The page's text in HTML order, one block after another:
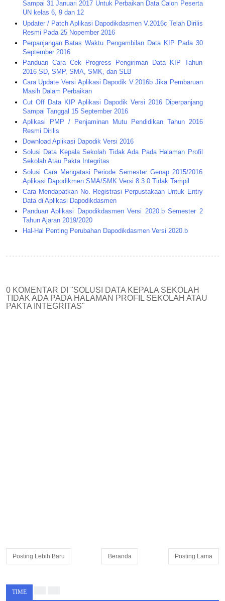
Sampai 31 Januari 2017 Untuk Perbaikan Data Calon Peserta
UN kelas 6, 9 dan 12
Updater / Patch Aplikasi Dapodikdasmen V.2016c Telah Dirilis
Resmi Pada 25 Nopember 2016
Perpanjangan Batas Waktu Pengambilan Data KIP Pada 30
September 2016
Panduan Cara Cek Progress Pengiriman Data KIP Tahun
2016 SD, SMP, SMA, SMK, dan SLB
Cara Update Versi Aplikasi Dapodik V.2016b Jika Pembaruan
Masih Dalam Perbaikan
Cut Off Data KIP Aplikasi Dapodik Versi 2016 Diperpanjang
Sampai Tanggal 15 September 2016
Aplikasi PMP / Penjaminan Mutu Pendidikan Tahun 2016
Resmi Dirilis
Download Aplikasi Dapodik Versi 2016
Solusi Data Kepala Sekolah Tidak Ada Pada Halaman Profil
Sekolah Atau Pakta Integritas
Solusi Cara Mengatasi Periode Semester Genap 2015/2016
Aplikasi Dapodikmen SMA/SMK Versi 8.3.0 Tidak Tampil
Cara Mendapatkan No. Registrasi Perpustakaan Untuk Entry
Data di Aplikasi Dapodikdasmen
Panduan Aplikasi Dapodikdasmen Versi 2020.b Semester 2
Tahun Ajaran 2019/2020
Hal-Hal Penting Perubahan Dapodikdasmen Versi 2020.b
0 KOMENTAR DI "SOLUSI DATA KEPALA SEKOLAH
TIDAK ADA PADA HALAMAN PROFIL SEKOLAH ATAU
PAKTA INTEGRITAS"
Posting Lebih Baru Posting Lama
Beranda
TIME